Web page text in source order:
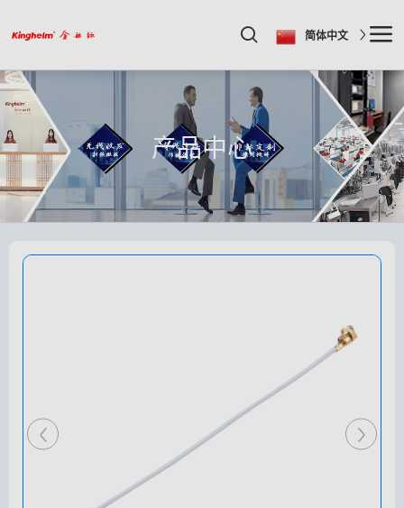
简体中文
产品中心